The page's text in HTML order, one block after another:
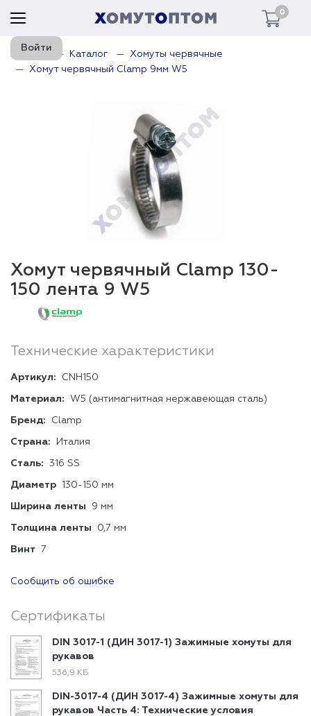
0
Войти
Главная Каталог
Хомуты червячные
Хомут червячный Clamp 9мм W5
Хомут червячный Clamp 130-
150 лента 9 W5
Технические характеристики
Артикул: CNH150
Материал: W5 (антимагнитная нержавеющая сталь)
Бренд: Clamp
Страна: Италия
Сталь: 316 SS
Диаметр 130-150 мм
Ширина ленты 9 мм
Толщина ленты 0,7 мм
Винт 7
Сообщить об ошибке
Сертификаты
DIN 3017-1 (ДИН 3017-1) Зажимные хомуты для
рукавов
536,9 КБ
DIN-3017-4 (ДИН 3017-4) Зажимные хомуты для
рукавов Часть 4: Технические условия